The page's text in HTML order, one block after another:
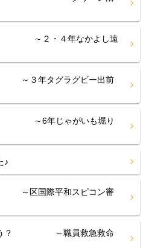
～２・４年なかよし遠
年タグラグビー出前
～6年じゃがいも堀り
♪
～区国際平和スピコン審
ろう？ ～職員救急救命